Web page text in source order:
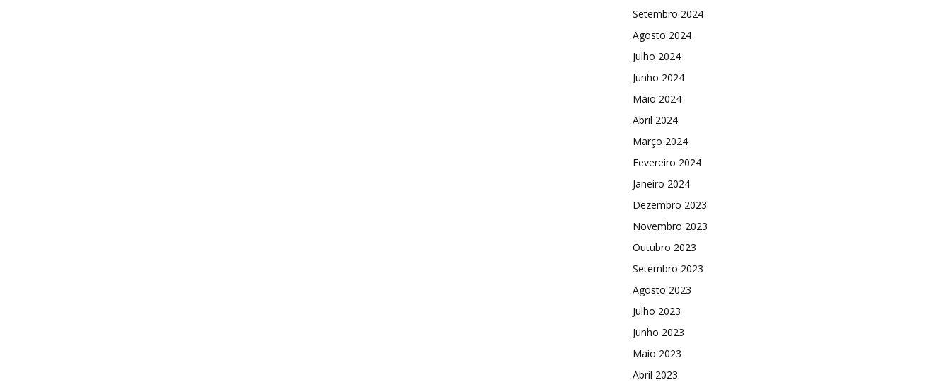
Setembro 2024
Agosto 2024
Julho 2024
Junho 2024
Maio 2024
Abril 2024
Março 2024
Fevereiro 2024
Janeiro 2024
Dezembro 2023
Novembro 2023
Outubro 2023
Setembro 2023
Agosto 2023
Julho 2023
Junho 2023
Maio 2023
Abril 2023